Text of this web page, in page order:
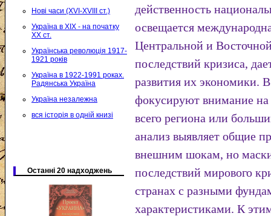
Нові часи (XVI-XVIII ст.)
Україна в XIX - на початку
XX ст.
Українська революція 1917-
1921 років
Україна в 1922-1991 роках.
Радянська Україна
Україна незалежна
вся історія в одній книзі
Останні 20 надходжень
действенность
освещается
Центральной и
последствий кризиса,
развития их экономики.
фокусируют внимание на
всего региона или
анализ выявляет общие
внешним шокам, но
последствий мирового
странах с разными
характеристиками. К